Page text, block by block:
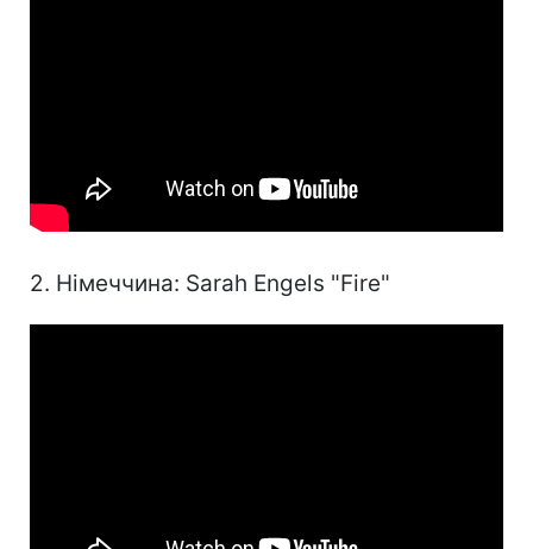
2. Німеччина: Sarah Engels "Fire"